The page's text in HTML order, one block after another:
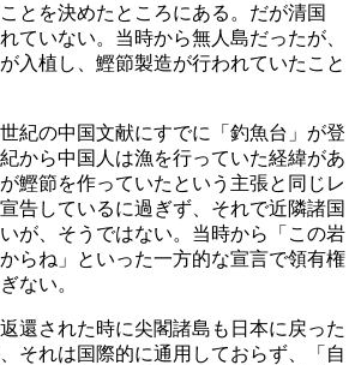
とを決めたところにある。だが清国
ていない。当時から無人島だったが、
入植し、鰹節製造が行われていたこと
紀の中国文献にすでに「釣魚台」が登
から中国人は漁を行っていた経緯があ
鰹節を作っていたという主張と同じレ
告しているに過ぎず、それで近隣諸国
が、そうではない。当時から「この岩
らね」といった一方的な宣言で領有権
ない。
還された時に尖閣諸島も日本に戻った
それは国際的に通用しておらず、「自